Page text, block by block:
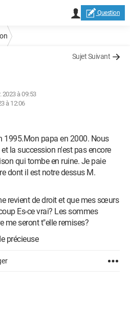
Question
Sujet Suivant
2023 à 09:53
à 12:06
1995.Mon papa en 2000. Nous
la succession n'est pas encore
qui tombe en ruine. Je paie
dont il est notre dessus M.
revient de droit et que mes sœurs
Es-ce vrai? Les sommes
me seront t"elle remises?
précieuse